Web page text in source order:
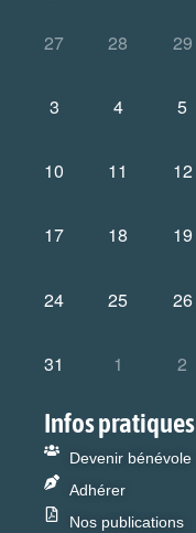
27 28 29
3 4 5
10 11 12
17 18 19
24 25 26
31 1 2
Infos pratiques
Devenir bénévole
Adhérer
Nos publications